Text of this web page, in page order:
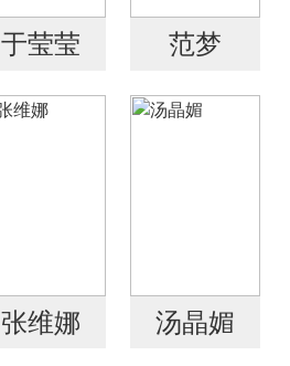
于莹莹 范梦
张维娜 汤晶媚